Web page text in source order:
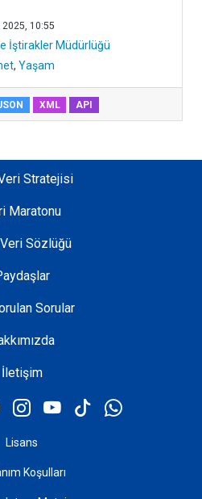
10:55
İştirakler Müdürlüğü
, Yaşam
XML API
Stratejisi
Maratonu
Sözlüğü
Sorular
İletişim
Lisans
Koşulları